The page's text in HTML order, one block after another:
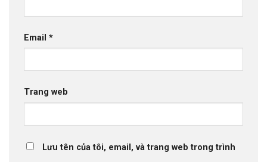
Email *
Trang web
Lưu tên của tôi, email, và trang web trong trình